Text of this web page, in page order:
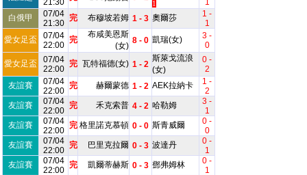
21:30
1
1
白俄甲
07/04
21:30
完 布穆坡若姆 1 - 3 奧爾莎
1 -
1
愛女足盃
07/04
22:00
完
布咸美恩斯
(女)
8 - 0 凱瑞(女)
3 -
0
愛女足盃
07/04
22:00
完 瓦特福德(女) 1 - 2
斯萊戈流浪
(女)
0 -
2
友誼賽
07/04
22:00
完 赫爾蒙德 1 - 2 AEK拉納卡
1 -
2
友誼賽
07/04
22:00
完 禾克索普 4 - 2 哈勒姆
3 -
1
友誼賽
07/04
22:00
完 格里諾克慕頓 0 - 0 斯青威爾
0 -
0
友誼賽
07/04
22:00
完 巴里克拉爾 0 - 3 波達丹
0 -
1
友誼賽
07/04
22:00
完 凱爾蒂赫斯 0 - 3 鄧弗姆林
0 -
1